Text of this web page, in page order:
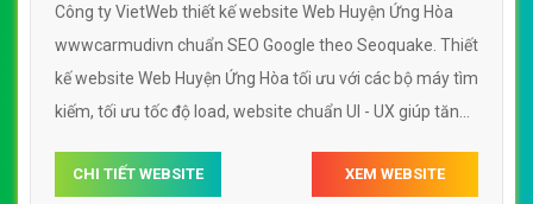
Công ty VietWeb thiết kế website Web Huyện Ứng Hòa
wwwcarmudivn chuẩn SEO Google theo Seoquake. Thiết
kế website Web Huyện Ứng Hòa tối ưu với các bộ máy tìm
kiếm, tối ưu tốc độ load, website chuẩn UI - UX giúp tăng
wwwcarmudivn
CHI TIẾT WEBSITE XEM WEBSITE